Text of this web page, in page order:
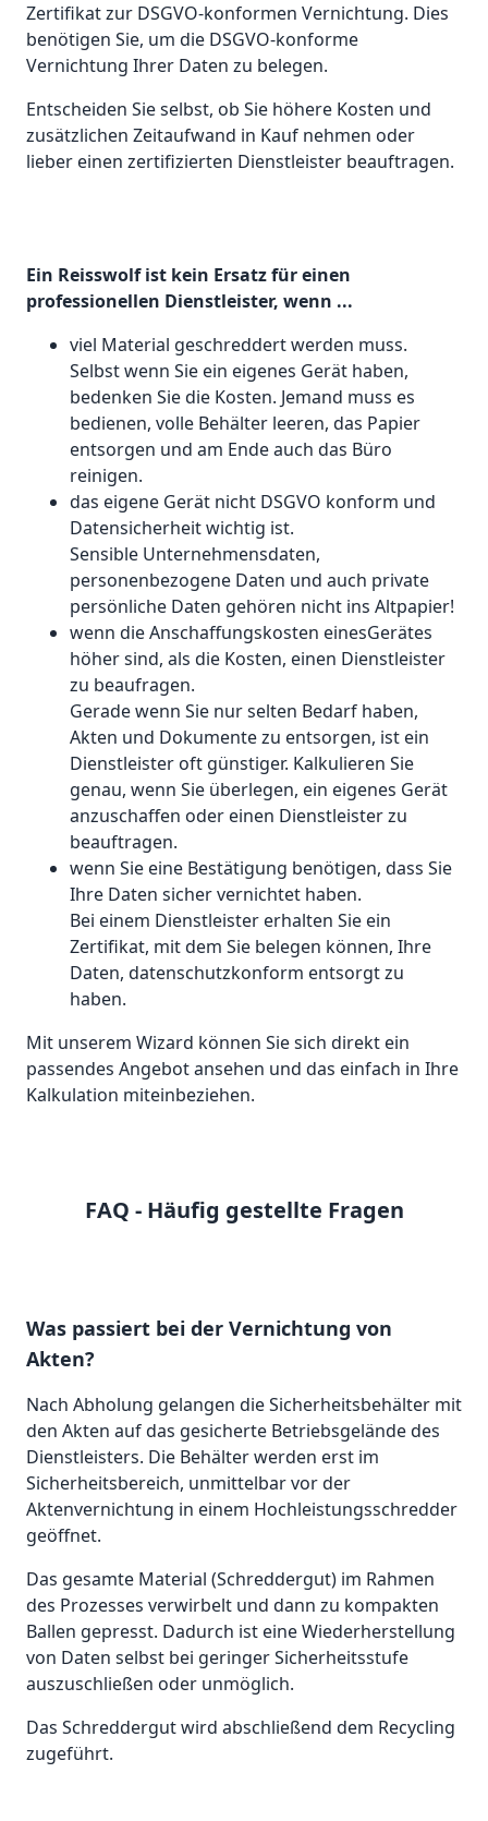
Zertifikat zur DSGVO-konformen Vernichtung. Dies
benötigen Sie, um die DSGVO-konforme
Vernichtung Ihrer Daten zu belegen.
Entscheiden Sie selbst, ob Sie höhere Kosten und
zusätzlichen Zeitaufwand in Kauf nehmen oder
lieber einen zertifizierten Dienstleister beauftragen.
Ein Reisswolf ist kein Ersatz für einen
professionellen Dienstleister, wenn ...
viel Material geschreddert werden muss.
Selbst wenn Sie ein eigenes Gerät haben,
bedenken Sie die Kosten. Jemand muss es
bedienen, volle Behälter leeren, das Papier
entsorgen und am Ende auch das Büro
reinigen.
das eigene Gerät nicht DSGVO konform und
Datensicherheit wichtig ist.
Sensible Unternehmensdaten,
personenbezogene Daten und auch private
persönliche Daten gehören nicht ins Altpapier!
wenn die Anschaffungskosten einesGerätes
höher sind, als die Kosten, einen Dienstleister
zu beaufragen.
Gerade wenn Sie nur selten Bedarf haben,
Akten und Dokumente zu entsorgen, ist ein
Dienstleister oft günstiger. Kalkulieren Sie
genau, wenn Sie überlegen, ein eigenes Gerät
anzuschaffen oder einen Dienstleister zu
beauftragen.
wenn Sie eine Bestätigung benötigen, dass Sie
Ihre Daten sicher vernichtet haben.
Bei einem Dienstleister erhalten Sie ein
Zertifikat, mit dem Sie belegen können, Ihre
Daten, datenschutzkonform entsorgt zu
haben.
Mit unserem Wizard können Sie sich direkt ein
passendes Angebot ansehen und das einfach in Ihre
Kalkulation miteinbeziehen.
FAQ - Häufig gestellte Fragen
Was passiert bei der Vernichtung von
Akten?
Nach Abholung gelangen die Sicherheitsbehälter mit
den Akten auf das gesicherte Betriebsgelände des
Dienstleisters. Die Behälter werden erst im
Sicherheitsbereich, unmittelbar vor der
Aktenvernichtung in einem Hochleistungsschredder
geöffnet.
Das gesamte Material (Schreddergut) im Rahmen
des Prozesses verwirbelt und dann zu kompakten
Ballen gepresst. Dadurch ist eine Wiederherstellung
von Daten selbst bei geringer Sicherheitsstufe
auszuschließen oder unmöglich.
Das Schreddergut wird abschließend dem Recycling
zugeführt.